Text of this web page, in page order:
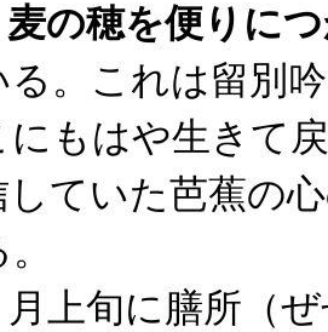
麦の穂を便りに
る。これは留別
にもはや生きて
していた芭蕉の
上旬に膳所（